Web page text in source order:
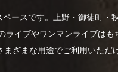
ースです。上野・御徒町・
ライブやワンマンライブはも
ざまな用途でご利用いただ